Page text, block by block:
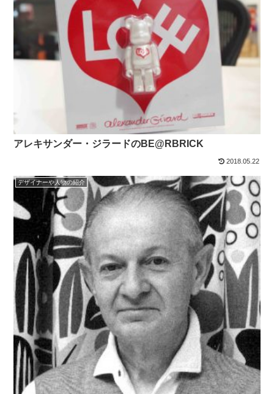
アレキサンダー・ジラードのBE@RBRICK
2018.05.22
デザイナーや人物の紹介